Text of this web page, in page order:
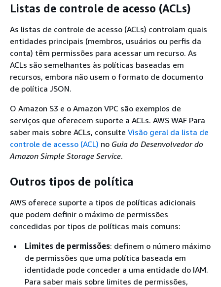
Listas de controle de acesso (ACLs)
As listas de controle de acesso (ACLs) controlam quais
entidades principais (membros, usuários ou perfis da
conta) têm permissões para acessar um recurso. As
ACLs são semelhantes às políticas baseadas em
recursos, embora não usem o formato de documento
de política JSON.
O Amazon S3 e o Amazon VPC são exemplos de
serviços que oferecem suporte a ACLs. AWS WAF Para
saber mais sobre ACLs, consulte Visão geral da lista de
controle de acesso (ACL) no Guia do Desenvolvedor do
Amazon Simple Storage Service.
Outros tipos de política
AWS oferece suporte a tipos de políticas adicionais
que podem definir o máximo de permissões
concedidas por tipos de políticas mais comuns:
Limites de permissões: definem o número máximo
de permissões que uma política baseada em
identidade pode conceder a uma entidade do IAM.
Para saber mais sobre limites de permissões,